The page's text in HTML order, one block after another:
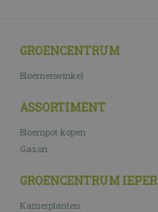
GROENCENTRUM
Bloemenwinkel
ASSORTIMENT
Bloempot kopen
Gazon
GROENCENTRUM IEPER
Kamerplanten